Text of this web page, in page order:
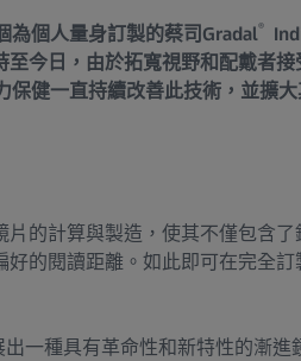
為個人量身訂製的蔡司Gradal®
今日，由於拓寬視野和配戴者
健一直持續改善此技術，並擴大
的計算與製造，使其不僅包含
的閱讀距離。如此即可在完全
一種具有革命性和新特性的漸進